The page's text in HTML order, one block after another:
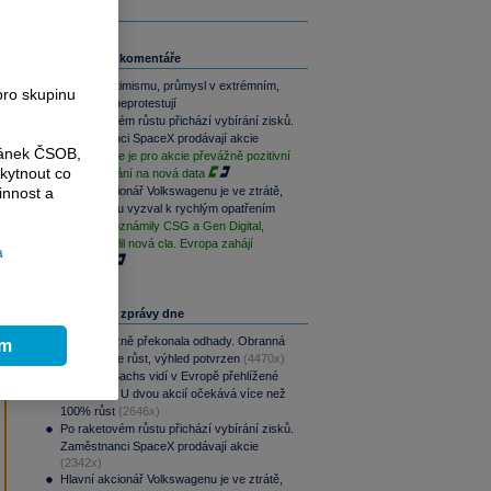
Související komentáře
Akcie v optimismu, průmysl v extrémním,
dluhopisy neprotestují
Po raketovém růstu přichází vybírání zisků.
Zaměstnanci SpaceX prodávají akcie
Závěr týdne je pro akcie převážně pozitivní
při vyčkávání na nová data
Hlavní akcionář Volkswagenu je ve ztrátě,
automobilku vyzval k rychlým opatřením
Výsledky oznámily CSG a Gen Digital,
Trump uvalil nová cla. Evropa zahájí
Nejčtenější zprávy dne
CSG výrazně překonala odhady. Obranná
divize táhne růst, výhled potvrzen (4470x)
Goldman Sachs vidí v Evropě přehlížené
příležitosti. U dvou akcií očekává více než
100% růst (2646x)
Po raketovém růstu přichází vybírání zisků.
Zaměstnanci SpaceX prodávají akcie
(2342x)
Hlavní akcionář Volkswagenu je ve ztrátě,
skupinu
ČSOB,
co
a